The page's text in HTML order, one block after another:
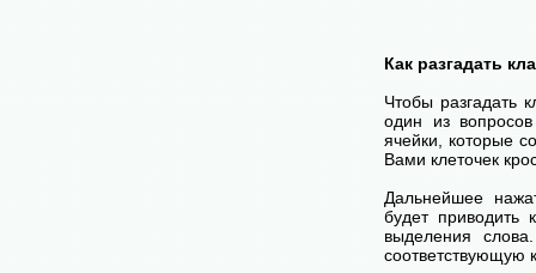
Как разгадать
Чтобы разгадать
один из
ячейки, которые
Вами клеточек
Дальнейшее
будет приводить
выделения
соответствующую